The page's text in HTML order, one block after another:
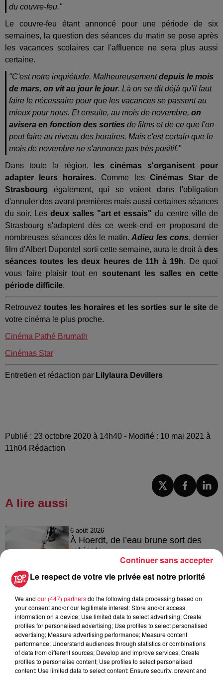
du couvre-feu."
Le couvre-feu étant annoncé pour une période de six
semaines, la question des séances du matin se pose après
les vacances scolaires car l'affluence ne sera plus aussi
certaine.
"C'est notre inquiétude. Malheureusementdepuis le mois
de mars, on vit au jour le jour. Là on se dit déjà qu'il faut
faire le nécessaire pour que les vacances se passent au
mieux pour nous. Et ensuite, au mois de novembre, on
avisera en fonction des sorties de films et de ce que l'on
peut faire au niveau des horaires. Mais c'est certain que le
mois de novembre ne s'annonce pas très positif."
Dans toute la région, les cinémas s'organisent pour
adapter leurs horaires. Comme lesCinémas Star de
Strasbourg également, qui se voient dans l'obligation
d'annuler des avant-premières mais aussi certaines séances
du soir. Les deux salles "art et essais" du centre ville de
Strasbourg s'adaptent dès ce week-end en proposant de
nombreuses séances dès le matin.Adieu les cons, dernier
film d'Albert Dupontel sorti cette semaine, aura le droit à des
séances toutes les deux heures de 11h à 19h. De quoi
vous faire plaisir tout en soutenant les salles en cette
période difficile.
Retrouveztoutes les horaires et les sorties sur le sitede
votre cinéma le plus proche.
Cinéma Pathé Brumath
Cinémas Star
Entretien et rédaction par Lilylaura Devillers
Publié : 23 octobre 2020 à 14h40 - Modifié : 10 mai 2021 à
11h04 Rédaction
A lire aussi
6 août 2026
À Hoerdt, de l’eau brune sort des
robinets
6 août 2026
Tags antisémites à Strasbourg :
Catherine Trautmann réagit
6 août 2026
Le respect de votre vie privée est notre priorité
We and our (447) partnersdo the following data processing based on
your consent and/or our legitimate interest: Store and/or access
information on a device; Use limited data to select advertising; Create
profiles for personalised advertising; Use profiles to select personalised
advertising; Measure advertising performance; Measure content
performance; Understand audiences through statistics or combinations
of data from different sources; Develop and improve services; Create
profiles to personalise content; Use profiles to select personalised
content; Use limited data to select content; Ensure security, prevent and
Continuer sans accepter